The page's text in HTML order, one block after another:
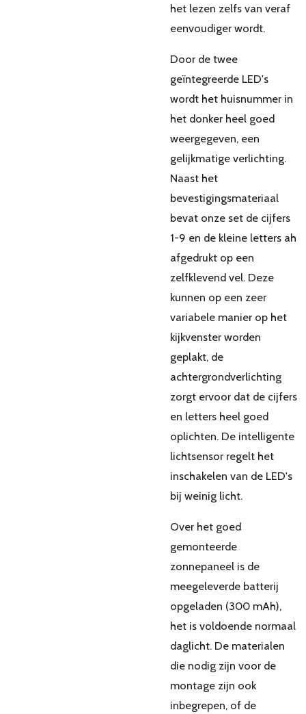
het lezen zelfs van veraf
eenvoudiger wordt.
Door de twee
geïntegreerde LED's
wordt het huisnummer in
het donker heel goed
weergegeven, een
gelijkmatige verlichting.
Naast het
bevestigingsmateriaal
bevat onze set de cijfers
1-9 en de kleine letters ah
afgedrukt op een
zelfklevend vel. Deze
kunnen op een zeer
variabele manier op het
kijkvenster worden
geplakt, de
achtergrondverlichting
zorgt ervoor dat de cijfers
en letters heel goed
oplichten. De intelligente
lichtsensor regelt het
inschakelen van de LED's
bij weinig licht.
Over het goed
gemonteerde
zonnepaneel is de
meegeleverde batterij
opgeladen (300 mAh),
het is voldoende normaal
daglicht. De materialen
die nodig zijn voor de
montage zijn ook
inbegrepen, of de